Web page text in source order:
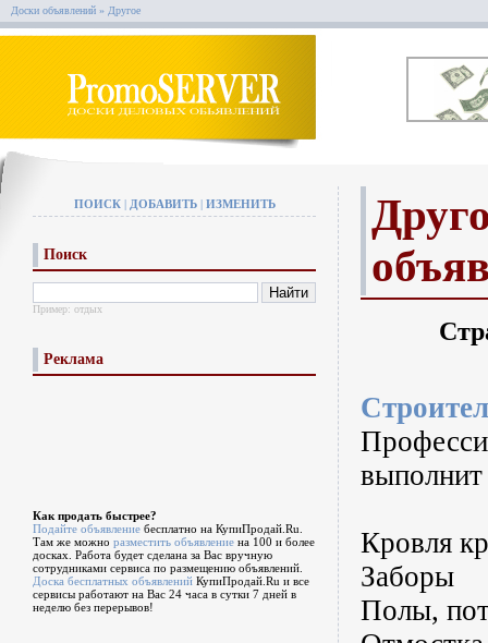
Доски объявлений » Другое
ПОИСК| ДОБАВИТЬ| ИЗМЕНИТЬ
Поиск
Пример: отдых
Реклама
Как продать быстрее?
Подайте объявление бесплатно на КупиПродай.Ru.
Там же можно разместить объявление на 100 и более
досках. Работа будет сделана за Вас вручную
сотрудниками сервиса по размещению объявлений.
Доска бесплатных объявлений КупиПродай.Ru и все
сервисы работают на Вас 24 часа в сутки 7 дней в
неделю без перерывов!
Кровля
Заборы
Полы,